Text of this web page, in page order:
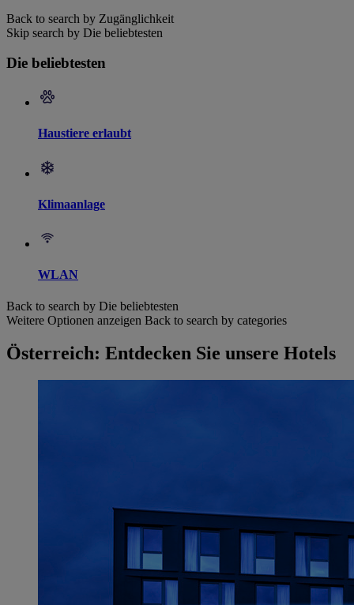
Back to search by Zugänglichkeit
Skip search by Die beliebtesten
Die beliebtesten
Haustiere erlaubt
Klimaanlage
WLAN
Back to search by Die beliebtesten
Weitere Optionen anzeigen Back to search by categories
Österreich: Entdecken Sie unsere Hotels